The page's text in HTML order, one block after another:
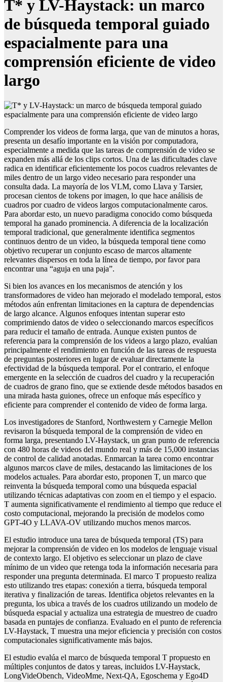
T* y LV-Haystack: un marco
de búsqueda temporal guiado
espacialmente para una
comprensión eficiente de video
largo
Comprender los videos de forma larga, que van de minutos a horas,
presenta un desafío importante en la visión por computadora,
especialmente a medida que las tareas de comprensión de video se
expanden más allá de los clips cortos. Una de las dificultades clave
radica en identificar eficientemente los pocos cuadros relevantes de
miles dentro de un largo video necesario para responder una
consulta dada. La mayoría de los VLM, como Llava y Tarsier,
procesan cientos de tokens por imagen, lo que hace análisis de
cuadros por cuadro de videos largos computacionalmente caros.
Para abordar esto, un nuevo paradigma conocido como búsqueda
temporal ha ganado prominencia. A diferencia de la localización
temporal tradicional, que generalmente identifica segmentos
continuos dentro de un video, la búsqueda temporal tiene como
objetivo recuperar un conjunto escaso de marcos altamente
relevantes dispersos en toda la línea de tiempo, por favor para
encontrar una “aguja en una paja”.
Si bien los avances en los mecanismos de atención y los
transformadores de video han mejorado el modelado temporal, estos
métodos aún enfrentan limitaciones en la captura de dependencias
de largo alcance. Algunos enfoques intentan superar esto
comprimiendo datos de video o seleccionando marcos específicos
para reducir el tamaño de entrada. Aunque existen puntos de
referencia para la comprensión de los videos a largo plazo, evalúan
principalmente el rendimiento en función de las tareas de respuesta
de preguntas posteriores en lugar de evaluar directamente la
efectividad de la búsqueda temporal. Por el contrario, el enfoque
emergente en la selección de cuadros del cuadro y la recuperación
de cuadros de grano fino, que se extiende desde métodos basados ​​en
una mirada hasta guiones, ofrece un enfoque más específico y
eficiente para comprender el contenido de video de forma larga.
Los investigadores de Stanford, Northwestern y Carnegie Mellon
revisaron la búsqueda temporal de la comprensión de video en
forma larga, presentando LV-Haystack, un gran punto de referencia
con 480 horas de videos del mundo real y más de 15,000 instancias
de control de calidad anotadas. Enmarcan la tarea como encontrar
algunos marcos clave de miles, destacando las limitaciones de los
modelos actuales. Para abordar esto, proponen T, un marco que
reinventa la búsqueda temporal como una búsqueda espacial
utilizando técnicas adaptativas con zoom en el tiempo y el espacio.
T aumenta significativamente el rendimiento al tiempo que reduce el
costo computacional, mejorando la precisión de modelos como
GPT-4O y LLAVA-OV utilizando muchos menos marcos.
El estudio introduce una tarea de búsqueda temporal (TS) para
mejorar la comprensión de video en los modelos de lenguaje visual
de contexto largo. El objetivo es seleccionar un plazo de clave
mínimo de un video que retenga toda la información necesaria para
responder una pregunta determinada. El marco T propuesto realiza
esto utilizando tres etapas: conexión a tierra, búsqueda temporal
iterativa y finalización de tareas. Identifica objetos relevantes en la
pregunta, los ubica a través de los cuadros utilizando un modelo de
búsqueda espacial y actualiza una estrategia de muestreo de cuadro
basada en puntajes de confianza. Evaluado en el punto de referencia
LV-Haystack, T muestra una mejor eficiencia y precisión con costos
computacionales significativamente más bajos.
El estudio evalúa el marco de búsqueda temporal T propuesto en
múltiples conjuntos de datos y tareas, incluidos LV-Haystack,
LongVideObench, VideoMme, Next-QA, Egoschema y Ego4D